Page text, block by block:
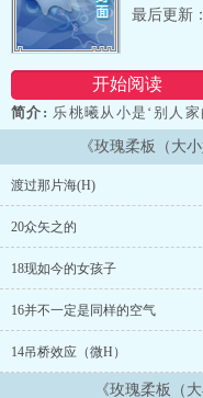
开始阅读
最后更新
简介: 乐桃曦从小是‘别人
女’。在长辈眼里，她学业
她有一点只有自己知道——
人家的孩子”，还是个颜控
明每次提出分手的都是对方
话还忘记回信息而已。所
宋泽彦时候，毫不犹豫地答
像并不是一句“分手”就能
织“刀锋”，聚集了南城的“
不良青年中可说是一呼百
目，与黑白两道都有私交。
立女高的大小姐恋爱了？?
《玫瑰柔板（大
渡过那片海(H)
20众矢之的
18现如今的女孩子
16并不一定是同样的空气
14吊桥效应（微H）
《玫瑰柔板（